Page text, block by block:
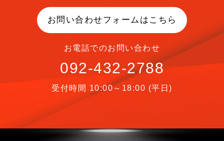
お問い合わせフォームはこちら
お電話でのお問い合わせ
092-432-2788
受付時間 10:00～18:00 (平日)